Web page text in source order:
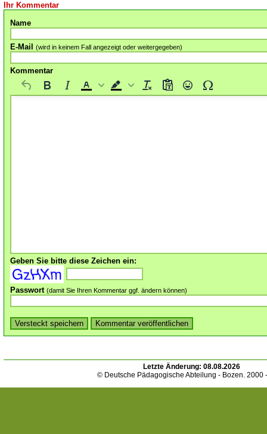
Ihr Kommentar
Name
E-Mail (wird in keinem Fall angezeigt oder weitergegeben)
Kommentar
Geben Sie bitte diese Zeichen ein:
Passwort (damit Sie Ihren Kommentar ggf. ändern können)
Letzte Änderung: 08.08.2026
© Deutsche Pädagogische Abteilung - Bozen. 2000